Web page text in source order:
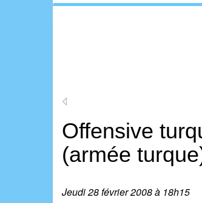
Offensive
(armée
Jeudi 28 février 2008 à 18h15